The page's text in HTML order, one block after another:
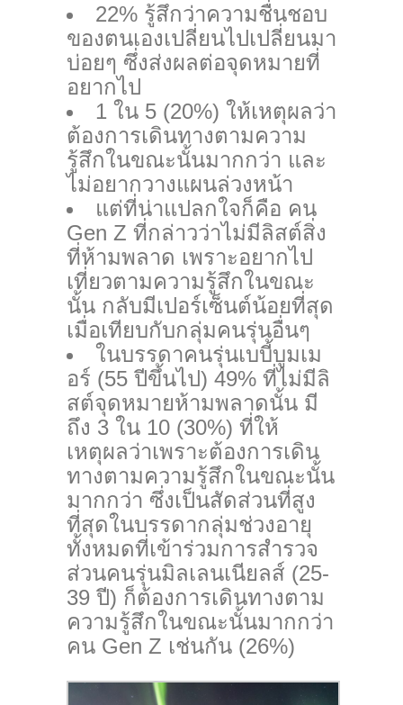
22% รู้สึกว่าความชื่นชอบ
ของตนเองเปลี่ยนไปเปลี่ยนมา
บ่อยๆ ซึ่งส่งผลต่อจุดหมายที่
อยากไป
1 ใน 5 (20%) ให้เหตุผลว่า
ต้องการเดินทางตามความ
รู้สึกในขณะนั้นมากกว่า และ
ไม่อยากวางแผนล่วงหน้า
แต่ที่น่าแปลกใจก็คือ คน
Gen Z ที่กล่าวว่าไม่มีลิสต์สิ่ง
ที่ห้ามพลาด เพราะอยากไป
เที่ยวตามความรู้สึกในขณะ
นั้น กลับมีเปอร์เซ็นต์น้อยที่สุด
เมื่อเทียบกับกลุ่มคนรุ่นอื่นๆ
ในบรรดาคนรุ่นเบบี้บูมเม
อร์ (55 ปีขึ้นไป) 49% ที่ไม่มีลิ
สต์จุดหมายห้ามพลาดนั้น มี
ถึง 3 ใน 10 (30%) ที่ให้
เหตุผลว่าเพราะต้องการเดิน
ทางตามความรู้สึกในขณะนั้น
มากกว่า ซึ่งเป็นสัดส่วนที่สูง
ที่สุดในบรรดากลุ่มช่วงอายุ
ทั้งหมดที่เข้าร่วมการสำรวจ
ส่วนคนรุ่นมิลเลนเนียลส์ (25-
39 ปี) ก็ต้องการเดินทางตาม
ความรู้สึกในขณะนั้นมากกว่า
คน Gen Z เช่นกัน (26%)